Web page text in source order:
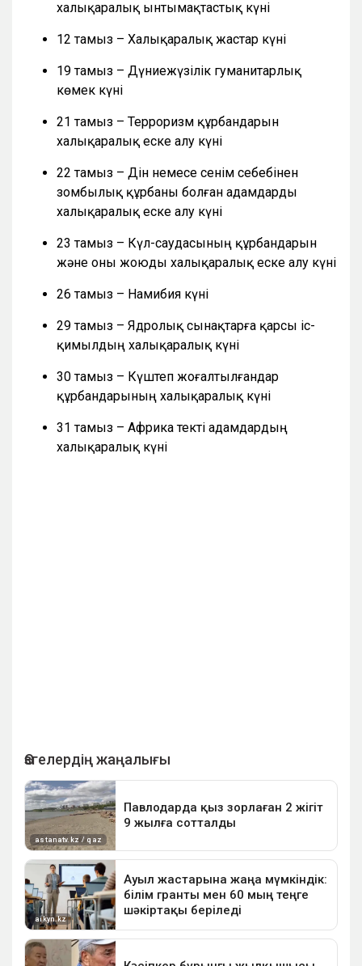
халықаралық ынтымақтастық күні
12 тамыз – Халықаралық жастар күні
19 тамыз – Дүниежүзілік гуманитарлық
көмек күні
21 тамыз – Терроризм құрбандарын
халықаралық еске алу күні
22 тамыз – Дін немесе сенім себебінен
зомбылық құрбаны болған адамдарды
халықаралық еске алу күні
23 тамыз – Күл-саудасының құрбандарын
және оны жоюды халықаралық еске алу күні
26 тамыз – Намибия күні
29 тамыз – Ядролық сынақтарға қарсы іс-
қимылдың халықаралық күні
30 тамыз – Күштеп жоғалтылғандар
құрбандарының халықаралық күні
31 тамыз – Африка текті адамдардың
халықаралық күні